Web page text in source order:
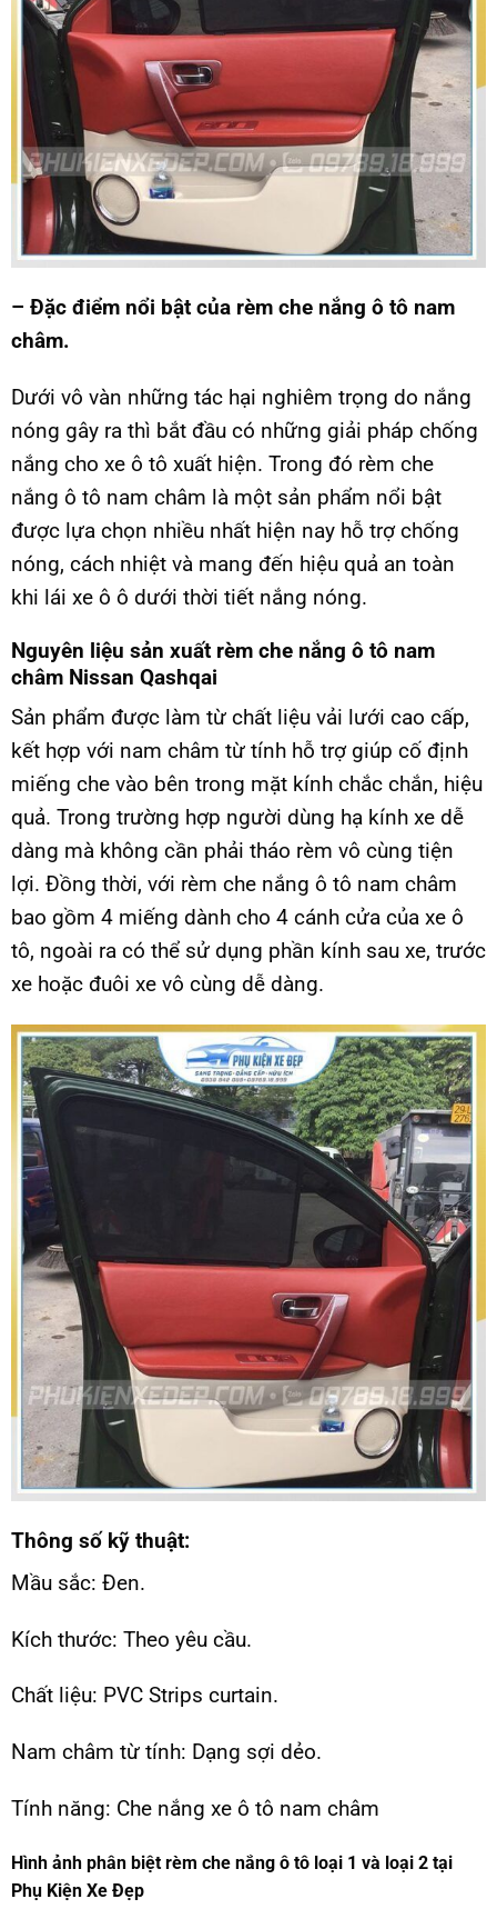
– Đặc điểm nổi bật của rèm che nắng ô tô nam
châm.
Dưới vô vàn những tác hại nghiêm trọng do nắng
nóng gây ra thì bắt đầu có những giải pháp chống
nắng cho xe ô tô xuất hiện. Trong đó rèm che
nắng ô tô nam châm là một sản phẩm nổi bật
được lựa chọn nhiều nhất hiện nay hỗ trợ chống
nóng, cách nhiệt và mang đến hiệu quả an toàn
khi lái xe ô ô dưới thời tiết nắng nóng.
Nguyên liệu sản xuất rèm che nắng ô tô nam
châm Nissan Qashqai
Sản phẩm được làm từ chất liệu vải lưới cao cấp,
kết hợp với nam châm từ tính hỗ trợ giúp cố định
miếng che vào bên trong mặt kính chắc chắn, hiệu
quả. Trong trường hợp người dùng hạ kính xe dễ
dàng mà không cần phải tháo rèm vô cùng tiện
lợi. Đồng thời, với rèm che nắng ô tô nam châm
bao gồm 4 miếng dành cho 4 cánh cửa của xe ô
tô, ngoài ra có thể sử dụng phần kính sau xe, trước
xe hoặc đuôi xe vô cùng dễ dàng.
Thông số kỹ thuật:
Mầu sắc: Đen.
Kích thước: Theo yêu cầu.
Chất liệu: PVC Strips curtain.
Nam châm từ tính: Dạng sợi dẻo.
Tính năng: Che nắng xe ô tô nam châm
Hình ảnh phân biệt rèm che nắng ô tô loại 1 và loại 2 tại
Phụ Kiện Xe Đẹp